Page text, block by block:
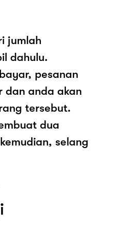
jumlah
dahulu.
pesanan
dan anda akan
tersebut.
dua
selang